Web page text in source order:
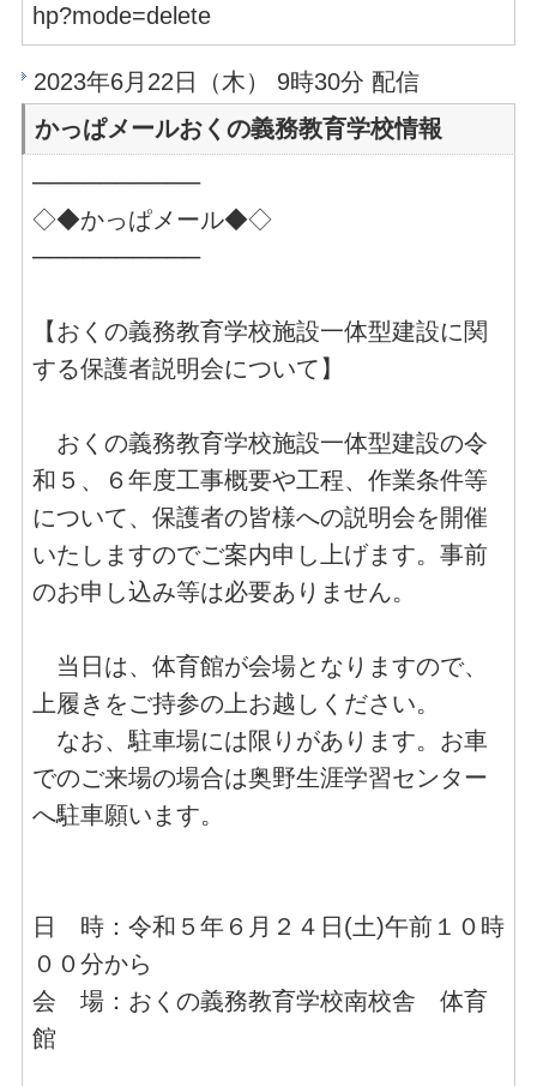
hp?mode=delete
2023年6月22日（木） 9時30分 配信
かっぱメールおくの義務教育学校情報
──────────
◇◆かっぱメール◆◇
──────────
【おくの義務教育学校施設一体型建設に関
する保護者説明会について】
おくの義務教育学校施設一体型建設の令
和５、６年度工事概要や工程、作業条件等
について、保護者の皆様への説明会を開催
いたしますのでご案内申し上げます。事前
のお申し込み等は必要ありません。
当日は、体育館が会場となりますので、
上履きをご持参の上お越しください。
なお、駐車場には限りがあります。お車
でのご来場の場合は奥野生涯学習センター
へ駐車願います。
日 時：令和５年６月２４日(土)午前１０時
００分から
会 場：おくの義務教育学校南校舎 体育
館